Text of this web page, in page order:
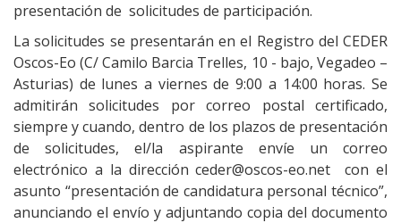
presentación de solicitudes de participación.
La solicitudes se presentarán en el Registro del CEDER
Oscos-Eo (C/ Camilo Barcia Trelles, 10 - bajo, Vegadeo –
Asturias) de lunes a viernes de 9:00 a 14:00 horas. Se
admitirán solicitudes por correo postal certificado,
siempre y cuando, dentro de los plazos de presentación
de solicitudes, el/la aspirante envíe un correo
electrónico a la dirección ceder@oscos-eo.net con el
asunto “presentación de candidatura personal técnico”,
anunciando el envío y adjuntando copia del documento